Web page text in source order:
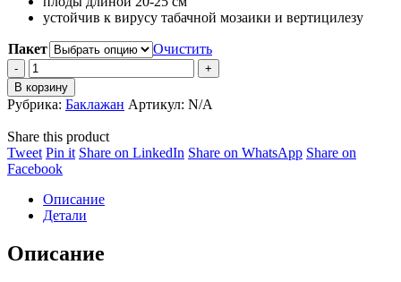
устойчив к вирусу табачной мозаики и вертицилезу
Пакет
Очистить
Баклажан
ФАРАМА
F1
/
FARAMA
F1
quantity
В корзину
Рубрика: Баклажан Артикул: N/A
Share this product
TweetShare
on
Pin itShare
Share on LinkedIn Share
Share on WhatsAppShare
Share on
FacebookShare
Facebook
Описание
Детали
Описание